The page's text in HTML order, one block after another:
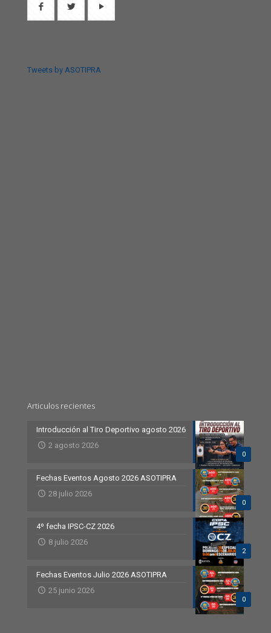
Tweets by ASOTIPRA
Articulos recientes
0
Introducción al Tiro Deportivo agosto 2026
2 agosto 2026
0
Fechas Eventos Agosto 2026 ASOTIPRA
28 julio 2026
2
4º fecha IPSC-CZ 2026
8 julio 2026
0
Fechas Eventos Julio 2026 ASOTIPRA
25 junio 2026